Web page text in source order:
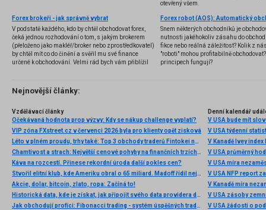
otevřený všem.
Forex brokeři - jak správně vybrat
V podstatě každého, kdo by chtěl obchodovat forex,
čeká jednou rozhodování o tom, s jakým brokerem
(přeloženo jako makléř/broker nebo zprostředkovatel)
by chtěl mít co do činění a svěřil mu své finance
určené k obchodování. Velmi rád bych vám přiblížil
několik příkladů nejznámějších z nich.
Snem některých obchodníků je
nutnosti jakéhokoliv zásahu do
fikce nebo reálná záležitost? Kolik z
"roboti" mohou profitabilně
principech fungují?
Nejnovější články:
Vzdělávací články
Očekávaná hodnota prop výzvy: Kdy se nákup challenge vyplatí?
VIP zóna FXstreet.cz v červenci 2026 byla pro klienty opět zisková
Léto v plném proudu, trhy také: Top 3 obchody traderů Fintokei na indexech a zlatě
Chamtivost a strach: Největší cenové pohyby na finančních trzích (červenec 2026)
Káva na rozcestí. Přinese rekordní úroda další pokles cen?
Stvořil elitní klub, kde Ameriku obral o 65 miliard. Madoff řídil největší Ponzi dějin
Akcie, dolar, bitcoin, zlato, ropa: Začíná to!
Historická data, kde je získat, jak připojit svého data providera do MultiCharts a proč je budeme potřebovat? (4. díl)
Jak obchodují profíci: Fibonacci trading - systém úspěšných traderů
Denní kalendář
V USA bude mít
V USA týdenní
V Kanadě Ivey index
V USA průměrný
V USA míra
V USA NFP report
V Kanadě míra
V USA zásoby
V USA žádosti o